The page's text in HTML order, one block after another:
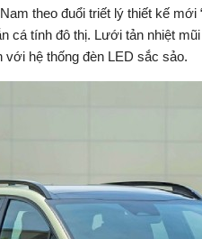
theo đuổi triết lý thiết kế
cá tính đô thị. Lưới tản nhiệt
với hệ thống đèn LED sắc sảo.